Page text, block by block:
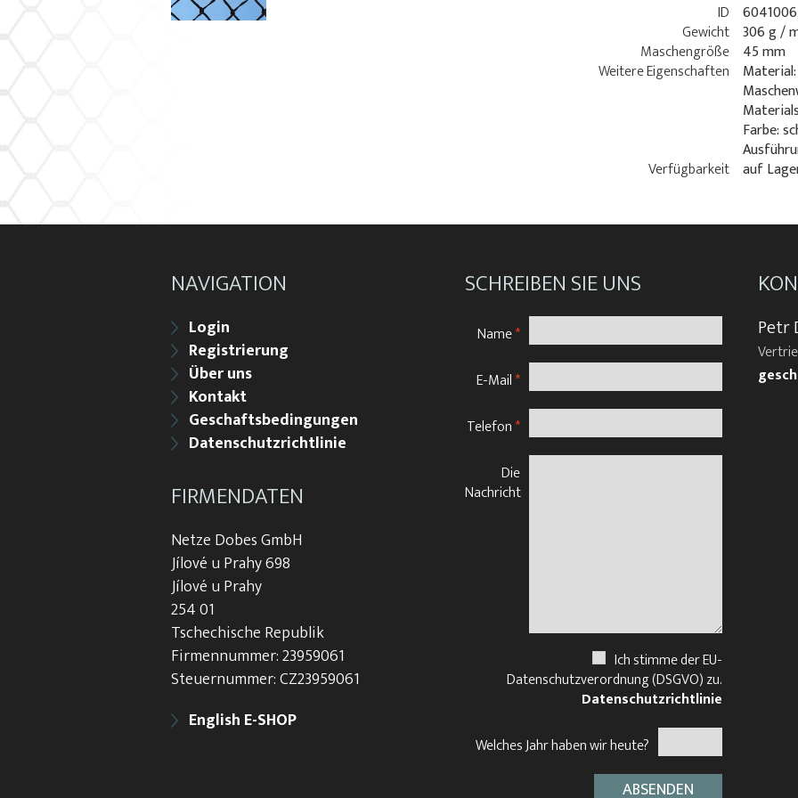
ID 6041006
Gewicht 306 g /
Maschengröße 45 mm
Weitere Eigenschaften
Farbe:
Verfügbarkeit auf
NAVIGATION
Login
Registrierung
Über uns
Kontakt
Geschaftsbedingungen
Datenschutzrichtlinie
FIRMENDATEN
Netze Dobes GmbH
Jílové u Prahy 698
Jílové u Prahy
254 01
Tschechische Republik
Firmennummer: 23959061
Steuernummer: CZ23959061
English E-SHOP
SCHREIBEN SIE UNS
Name*
E-Mail*
Telefon*
Die
Nachricht
Ich stimme der EU-
Datenschutzverordnung (DSGVO) zu.
Datenschutzrichtlinie
Welches Jahr haben wir heute?
Petr